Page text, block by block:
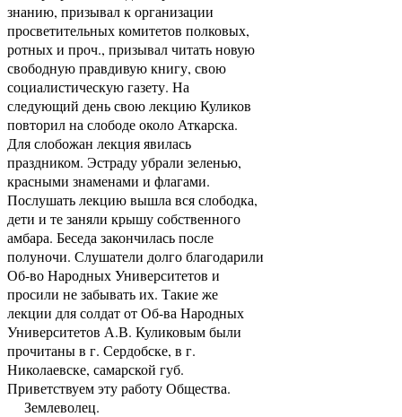
знанию, призывал к организации
просветительных комитетов полковых,
ротных и проч., призывал читать новую
свободную правдивую книгу, свою
социалистическую газету. На
следующий день свою лекцию Куликов
повторил на слободе около Аткарска.
Для слобожан лекция явилась
праздником. Эстраду убрали зеленью,
красными знаменами и флагами.
Послушать лекцию вышла вся слободка,
дети и те заняли крышу собственного
амбара. Беседа закончилась после
полуночи. Слушатели долго благодарили
Об-во Народных Университетов и
просили не забывать их. Такие же
лекции для солдат от Об-ва Народных
Университетов А.В. Куликовым были
прочитаны в г. Сердобске, в г.
Николаевске, самарской губ.
Приветствуем эту работу Общества.
Землеволец.